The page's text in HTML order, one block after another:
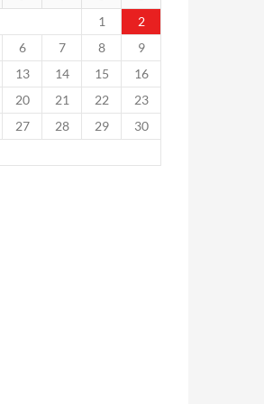
1
2
6 7 8
9
13 14 15
16
20 21 22
23
27 28 29
30